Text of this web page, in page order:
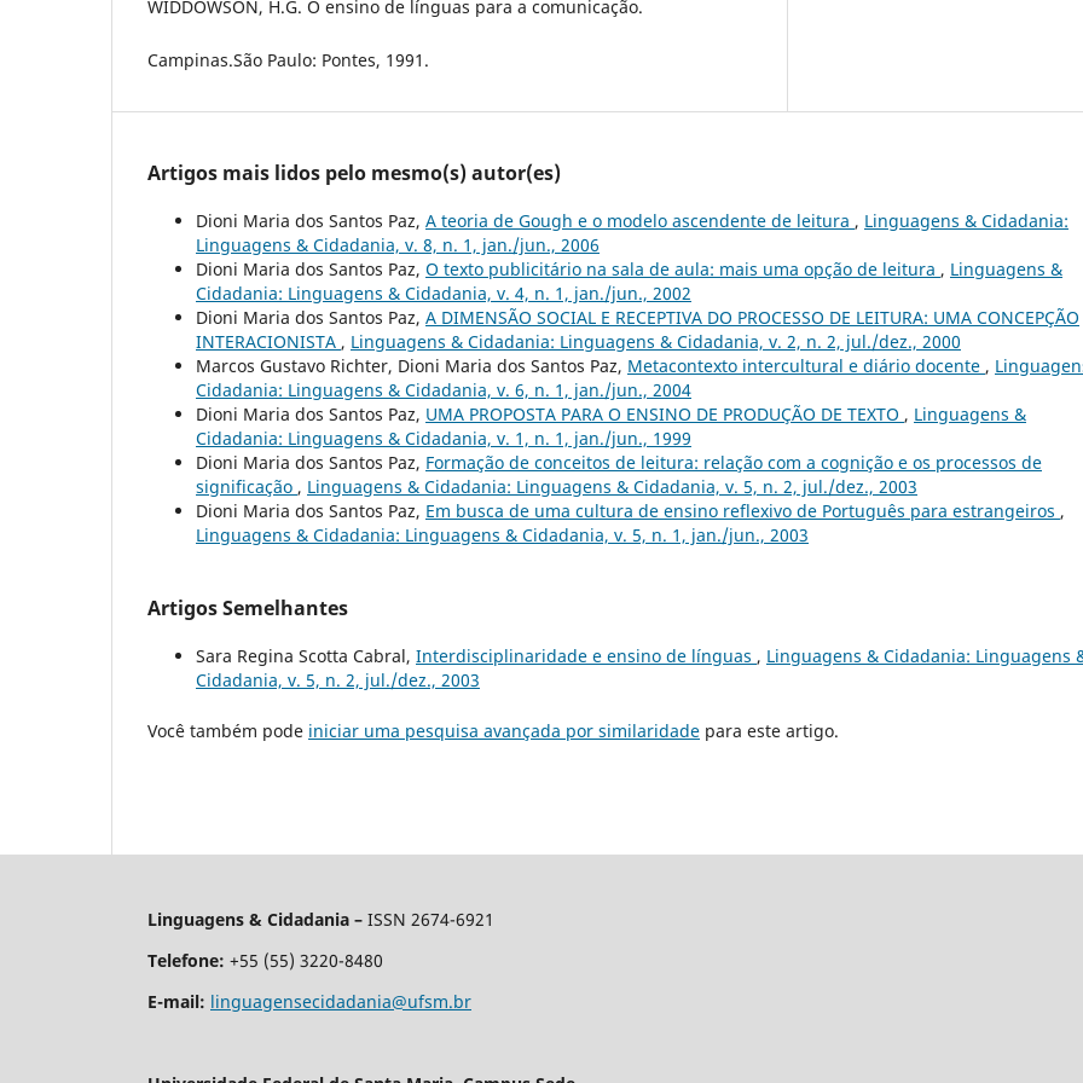
WIDDOWSON, H.G. O ensino de línguas para a comunicação.
Campinas.São Paulo: Pontes, 1991.
Artigos mais lidos pelo mesmo(s) autor(es)
Dioni Maria dos Santos Paz, A teoria de Gough e o modelo ascendente de leitura , Linguagens & Cidadania:
Linguagens & Cidadania, v. 8, n. 1, jan./jun., 2006
Dioni Maria dos Santos Paz, O texto publicitário na sala de aula: mais uma opção de leitura , Linguagens &
Cidadania: Linguagens & Cidadania, v. 4, n. 1, jan./jun., 2002
Dioni Maria dos Santos Paz, A DIMENSÃO SOCIAL E RECEPTIVA DO PROCESSO DE LEITURA: UMA CONCEPÇÃO
INTERACIONISTA , Linguagens & Cidadania: Linguagens & Cidadania, v. 2, n. 2, jul./dez., 2000
Marcos Gustavo Richter, Dioni Maria dos Santos Paz, Metacontexto intercultural e diário docente ,
Cidadania: Linguagens & Cidadania, v. 6, n. 1, jan./jun., 2004
Dioni Maria dos Santos Paz, UMA PROPOSTA PARA O ENSINO DE PRODUÇÃO DE TEXTO , Linguagens &
Cidadania: Linguagens & Cidadania, v. 1, n. 1, jan./jun., 1999
Dioni Maria dos Santos Paz, Formação de conceitos de leitura: relação com a cognição e os processos de
significação , Linguagens & Cidadania: Linguagens & Cidadania, v. 5, n. 2, jul./dez., 2003
Dioni Maria dos Santos Paz, Em busca de uma cultura de ensino reflexivo de Português para estrangeiros ,
Linguagens & Cidadania: Linguagens & Cidadania, v. 5, n. 1, jan./jun., 2003
Artigos Semelhantes
Sara Regina Scotta Cabral, Interdisciplinaridade e ensino de línguas , Linguagens & Cidadania: Linguagens
Cidadania, v. 5, n. 2, jul./dez., 2003
Você também pode iniciar uma pesquisa avançada por similaridade para este artigo.
Linguagens & Cidadania – ISSN 2674-6921
Telefone: +55 (55) 3220-8480
E-mail: linguagensecidadania@ufsm.br